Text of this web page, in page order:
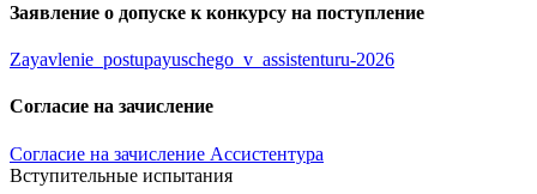
Заявление о допуске к конкурсу на поступление
Zayavlenie_postupayuschego_v_assistenturu-2026
Согласие на зачисление
Согласие на зачисление Ассистентура
Вступительные испытания